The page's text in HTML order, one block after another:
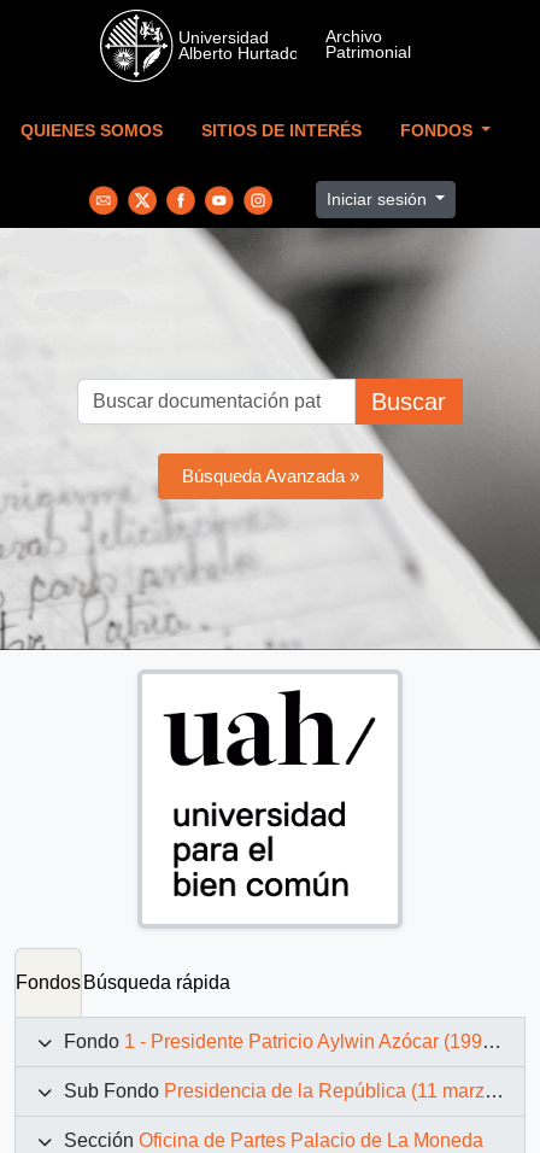
Skip to main content
QUIENES SOMOS SITIOS DE INTERÉS FONDOS
Iniciar sesión
Buscar
Búsqueda Avanzada »
Fondos Búsqueda rápida
Fondo 1 - Presidente Patricio Aylwin Azócar (1990-1994)
Sub Fondo Presidencia de la República (11 marzo 1990 – 11 marzo 1994)
Sección Oficina de Partes Palacio de La Moneda